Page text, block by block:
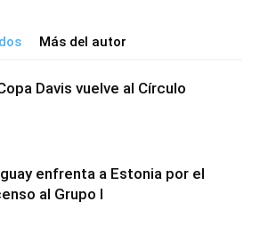
Más del autor
Davis vuelve al Círculo
enfrenta a Estonia por el
al Grupo I